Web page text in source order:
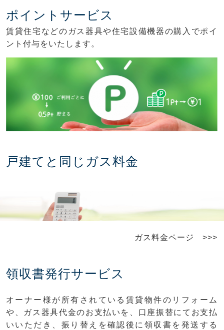
ポイントサービス
賃貸住宅などのガス器具や住宅設備機器の購入でポイ
ント付与をいたします。
戸建てと同じガス料金
ガス料金ページ >>>
領収書発行サービス
オーナー様が所有されている賃貸物件のリフォーム
や、ガス器具代金のお支払いを、口座振替にてお支払
いいただき、振り替えを確認後に領収書を発送する